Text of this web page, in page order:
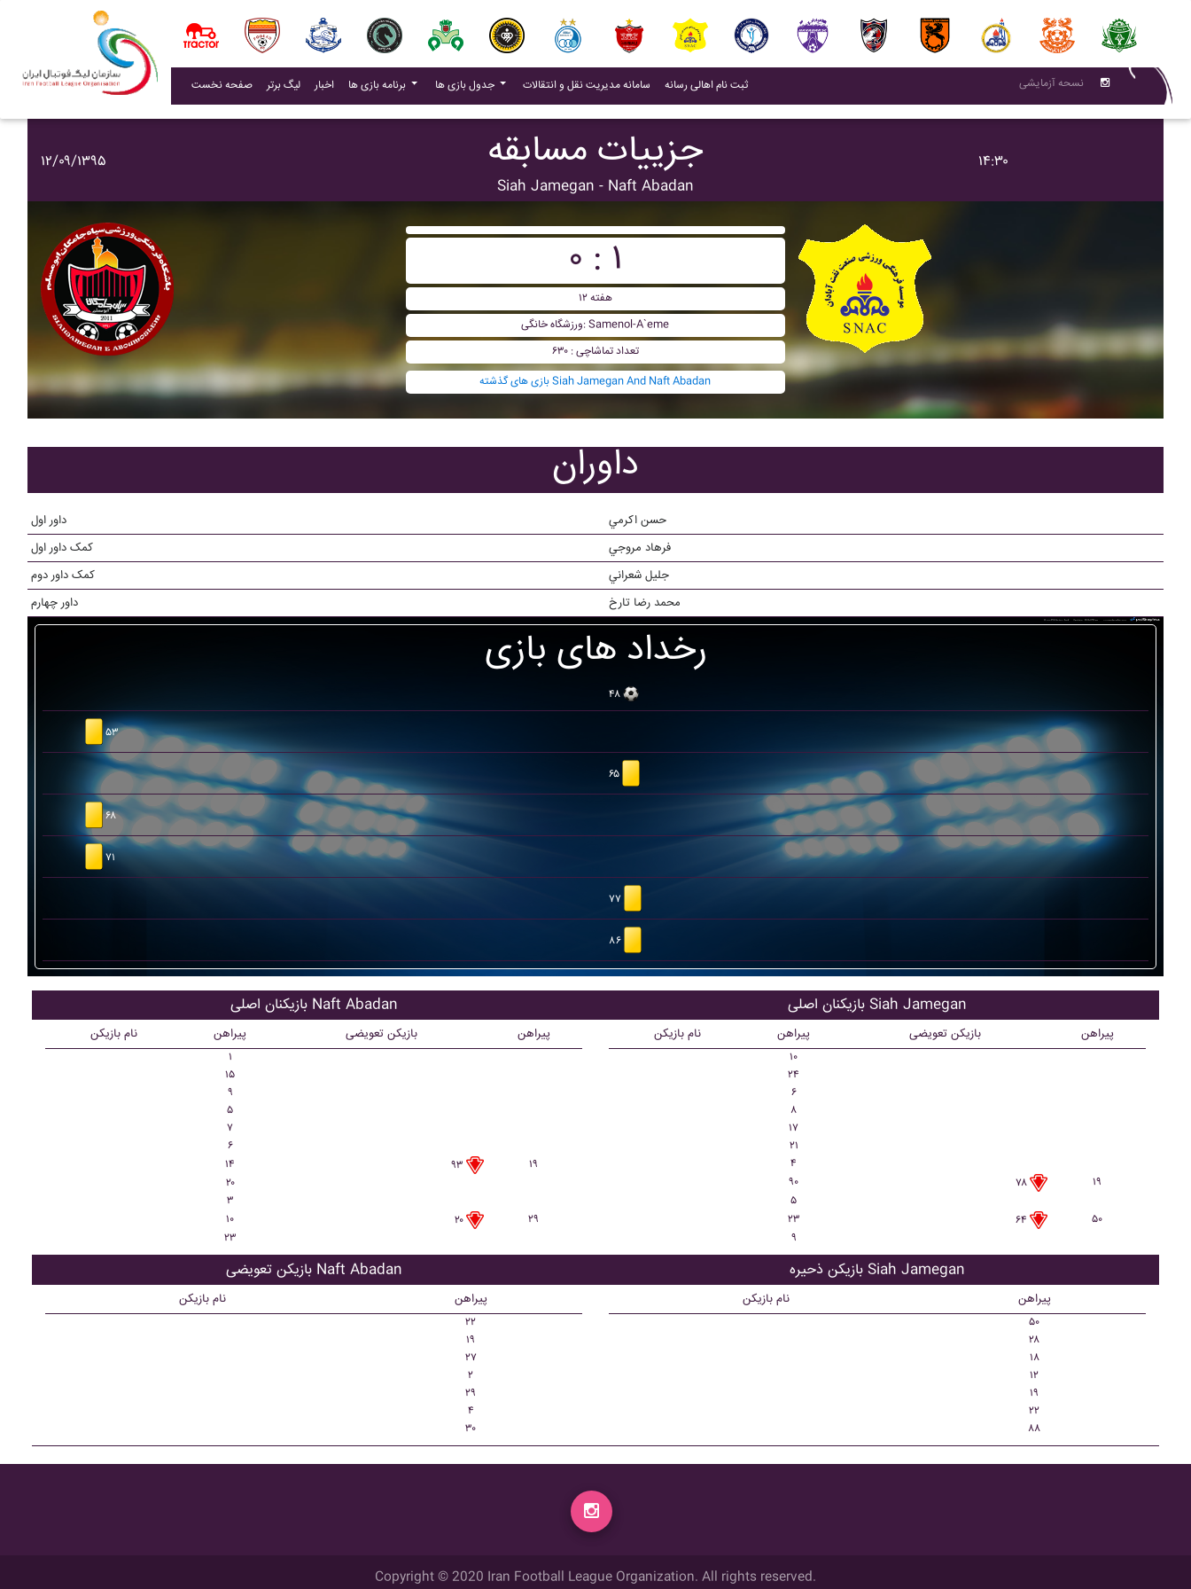
صفحه نخست لیگ برتر اخبار(current) برنامه بازی ها جدول بازی ها سامانه مدیریت نقل و انتقالات (current)
ثبت نام اهالی رسانه(current) نسحه آزمایشی
۱۲/۰۹/۱۳۹۵ جزییات مسابقه
Siah Jamegan - Naft Abadan
۱۴:۳۰
۰ : ۱
هفته ۱۲
ورزشگاه خانگی: Samenol-A`eme
تعداد تماشاچی : ۶۳۰
بازی های گذشته Siah Jamegan And Naft Abadan
داوران
داور اول
حسن اکرمي
کمک داور اول
فرهاد مروجي
کمک داور دوم
جليل شعراني
داور چهارم
محمد رضا تارخ
رخداد های بازی
۴۸
۵۳
۶۵
۶۸
۷۱
۷۷
۸۶
بازیکنان اصلی Naft Abadan
نام بازیکن پیراهن بازیکن تعویضی پیراهن
۱
۱۵
۹
۵
۷
۶
۱۴
۹۳
۱۹
۲۰
۳
۱۰
۲۰
۲۹
۲۳
بازیکن تعویضی Naft Abadan
نام بازیکن پیراهن
۲۲
۱۹
۲۷
۲
۲۹
۴
۳۰
بازیکنان اصلی Siah Jamegan
نام بازیکن پیراهن بازیکن تعویضی پیراهن
۱۰
۲۴
۶
۸
۱۷
۲۱
۴
۹۰
۷۸
۱۹
۵
۲۳
۶۴
۵۰
۹
بازیکن ذحیره Siah Jamegan
نام بازیکن پیراهن
۵۰
۲۸
۱۸
۱۲
۱۹
۲۲
۸۸
Copyright © 2020 Iran Football League Organization. All rights reserved.